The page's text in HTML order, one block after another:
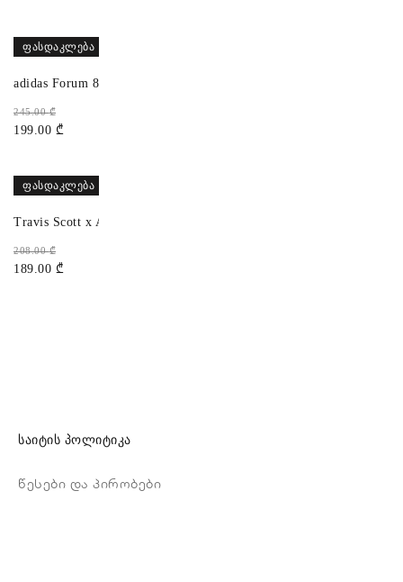
ᲤᲐᲡᲓᲐᲙᲚᲔᲑᲐ
adidas Forum 84 High
245.00₾
199.00 ₾
ᲤᲐᲡᲓᲐᲙᲚᲔᲑᲐ
Travis Scott x Air Jordan 1 Low OG
208.00₾
189.00 ₾
საიტის პოლიტიკა
წესები და პირობები